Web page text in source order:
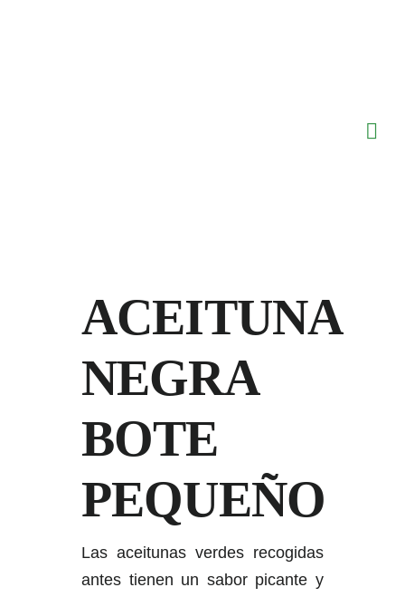
ACEITUNA
NEGRA
BOTE
PEQUEÑO
Las aceitunas verdes recogidas
antes tienen un sabor picante y